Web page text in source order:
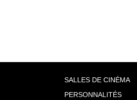
SALLES DE CINÉMA
PERSONNALITÉS